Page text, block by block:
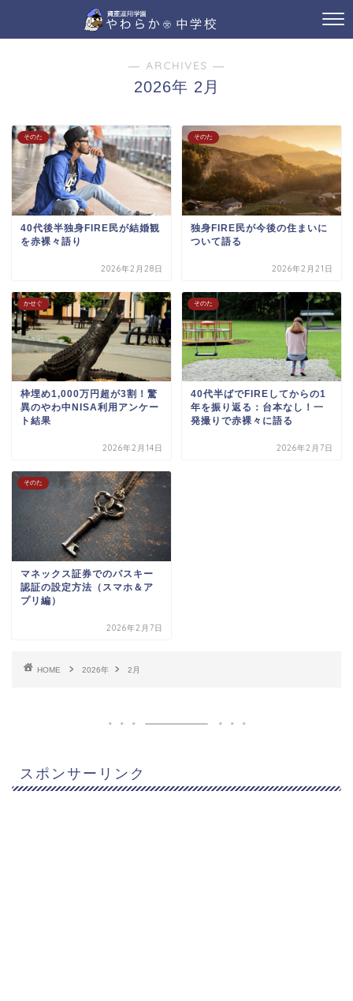
― ARCHIVES ―
2026年 2月
そのた
40代後半独身FIRE民が結婚観
を赤裸々語り
2026年2月28日
そのた
独身FIRE民が今後の住まいに
ついて語る
2026年2月21日
かせぐ
枠埋め1,000万円超が3割！驚
異のやわ中NISA利用アンケー
ト結果
2026年2月14日
そのた
40代半ばでFIREしてからの1
年を振り返る：台本なし！一
発撮りで赤裸々に語る
2026年2月7日
そのた
マネックス証券でのパスキー
認証の設定方法（スマホ＆ア
プリ編）
2026年2月7日
HOME 2026年 2月
スポンサーリンク